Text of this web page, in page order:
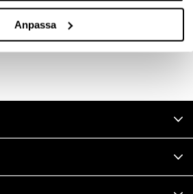
Anpassa